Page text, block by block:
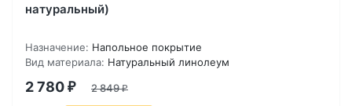
натуральный)
Назначение: Напольное покрытие
Вид материала: Натуральный линолеум
2 780 ₽ 2 849₽